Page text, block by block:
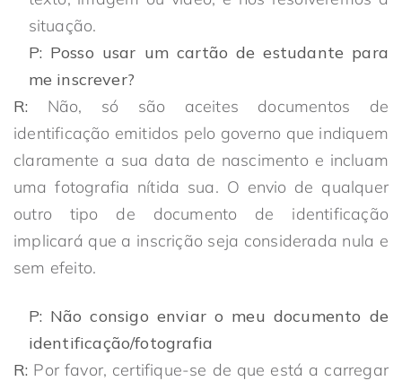
situação.
P: Posso usar um cartão de estudante para
me inscrever?
R: Não, só são aceites documentos de
identificação emitidos pelo governo que indiquem
claramente a sua data de nascimento e incluam
uma fotografia nítida sua. O envio de qualquer
outro tipo de documento de identificação
implicará que a inscrição seja considerada nula e
sem efeito.
P: Não consigo enviar o meu documento de
identificação/fotografia
R: Por favor, certifique-se de que está a carregar